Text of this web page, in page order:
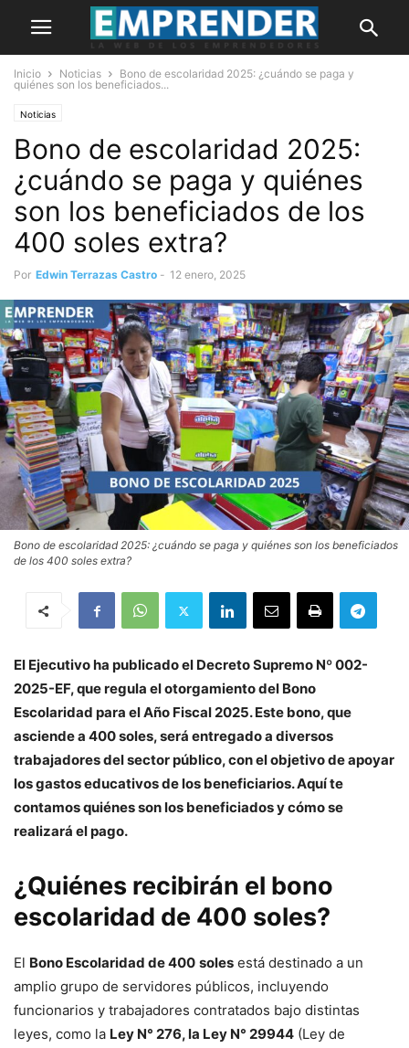
Inicio Noticias
Bono de escolaridad 2025: ¿cuándo se paga y
quiénes son los beneficiados...
Noticias
Bono de escolaridad 2025:
¿cuándo se paga y quiénes
son los beneficiados de los
400 soles extra?
Por Edwin Terrazas Castro - 12 enero, 2025
Bono de escolaridad 2025: ¿cuándo se paga y quiénes son los beneficiados
de los 400 soles extra?
El Ejecutivo ha publicado el Decreto Supremo Nº 002-
2025-EF, que regula el otorgamiento del Bono
Escolaridad para el Año Fiscal 2025. Este bono, que
asciende a 400 soles, será entregado a diversos
trabajadores del sector público, con el objetivo de apoyar
los gastos educativos de los beneficiarios. Aquí te
contamos quiénes son los beneficiados y cómo se
realizará el pago.
¿Quiénes recibirán el bono
escolaridad de 400 soles?
El Bono Escolaridad de 400 soles está destinado a un
amplio grupo de servidores públicos, incluyendo
funcionarios y trabajadores contratados bajo distintas
leyes, como la Ley N° 276, la Ley N° 29944 (Ley de